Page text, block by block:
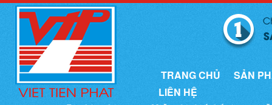
TRANG CHỦ
SẢN
LIÊN HỆ